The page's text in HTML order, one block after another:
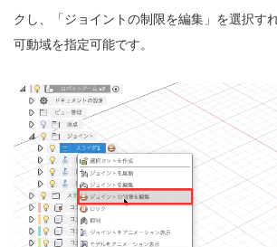
クし、「ジョイントの制限を編集」を選択す
可動域を指定可能です。